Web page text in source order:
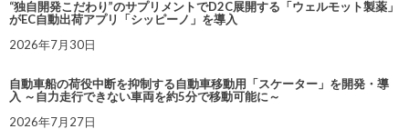
“独自開発こだわり”のサプリメントでD2C展開する「ウェルモット製薬」
がEC自動出荷アプリ「シッピーノ」を導入
2026年7月30日
自動車船の荷役中断を抑制する自動車移動用「スケーター」を開発・導
入 ～自力走行できない車両を約5分で移動可能に～
2026年7月27日